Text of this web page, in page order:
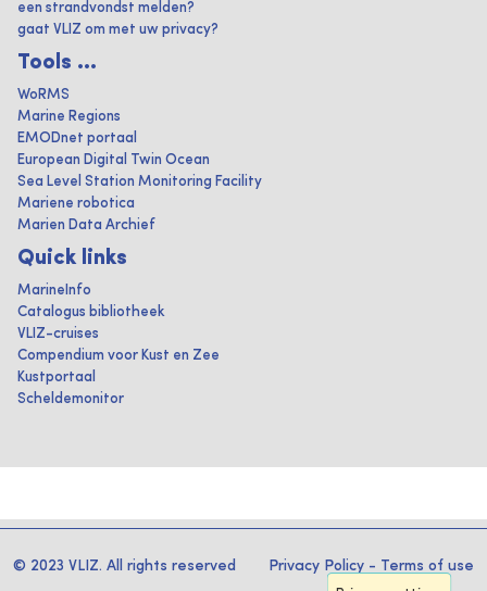
een strandvondst melden?
gaat VLIZ om met uw privacy?
Tools ...
WoRMS
Marine Regions
EMODnet portaal
European Digital Twin Ocean
Sea Level Station Monitoring Facility
Mariene robotica
Marien Data Archief
Quick links
MarineInfo
Catalogus bibliotheek
VLIZ-cruises
Compendium voor Kust en Zee
Kustportaal
Scheldemonitor
© 2023 VLIZ. All rights reserved Privacy Policy - Terms of use